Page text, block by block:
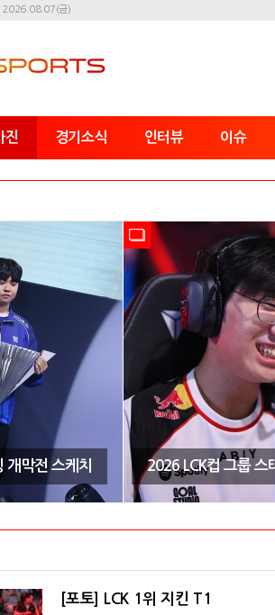
2026.08.07(금)
진 경기소식 인터뷰 이슈
개막전 스케치 2026 LCK컵 그룹 스
[포토] LCK 1위 지킨 T1